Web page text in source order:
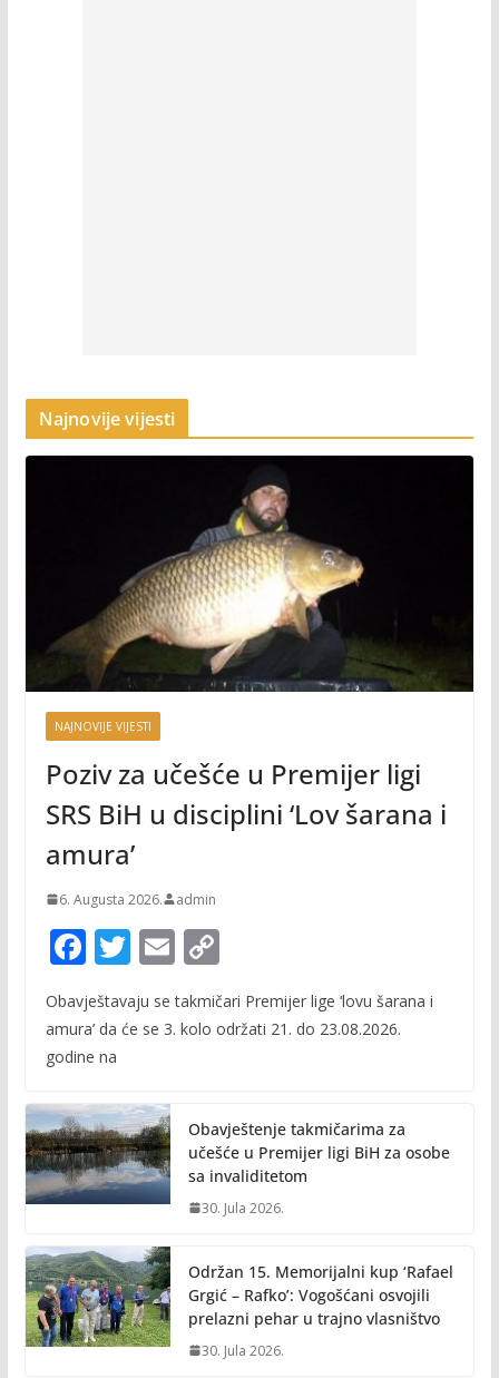
Najnovije vijesti
NAJNOVIJE VIJESTI
Poziv za učešće u Premijer ligi
SRS BiH u disciplini ‘Lov šarana i
amura’
6. Augusta 2026. admin
F
e
b
o
k
T
itt
E
ai
C
p
n
k
Obavještavaju se takmičari Premijer lige ‘lovu šarana i
amura’ da će se 3. kolo održati 21. do 23.08.2026.
godine na
Obavještenje takmičarima za
učešće u Premijer ligi BiH za osobe
sa invaliditetom
30. Jula 2026.
Održan 15. Memorijalni kup ‘Rafael
Grgić – Rafko’: Vogošćani osvojili
prelazni pehar u trajno vlasništvo
30. Jula 2026.